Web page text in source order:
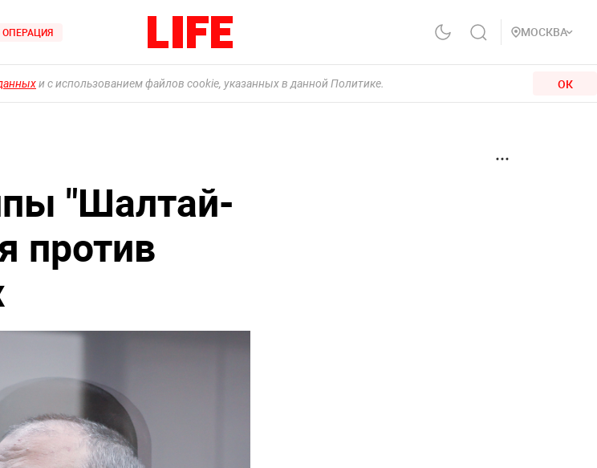
МОСКВА
и с использованием файлов cookie, указанных в данной Политике. ОК
"Шалтай-
против